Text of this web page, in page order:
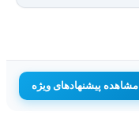
مشاهده پیشنهادهای ویژه